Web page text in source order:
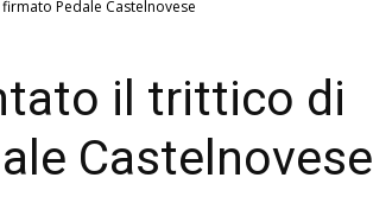
Voce
Pedale Castelnovese
il trittico di
Castelnovese